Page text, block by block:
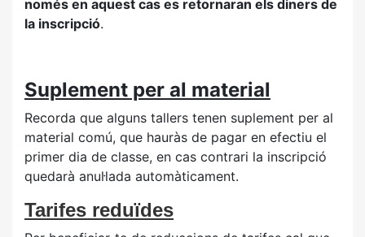
només en aquest cas es retornaran els diners de
la inscripció.
Suplement per al material
Recorda que alguns tallers tenen suplement per al
material comú, que hauràs de pagar en efectiu el
primer dia de classe, en cas contrari la inscripció
quedarà anul·lada automàticament.
Tarifes reduïdes